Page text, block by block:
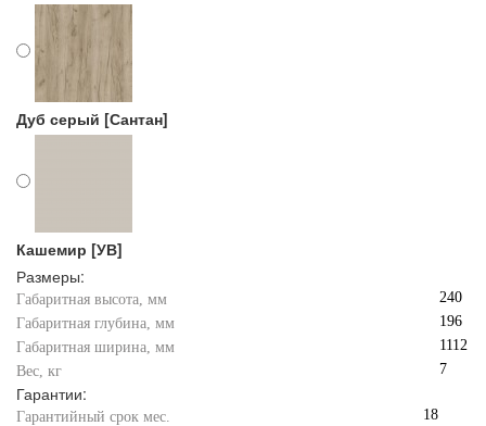
Дуб серый [Сантан]
Кашемир [УВ]
Размеры:
Габаритная высота, мм
240
Габаритная глубина, мм
196
Габаритная ширина, мм
1112
Вес, кг
7
Гарантии:
Гарантийный срок мес.
18